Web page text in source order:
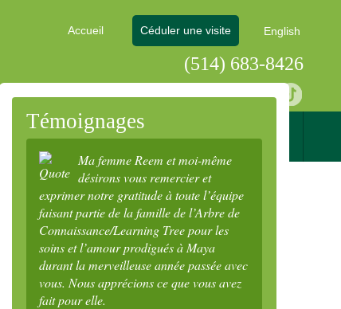
English
Accueil Céduler une visite
(514) 683-8426
Demande
d’admission
Nous joindre
Témoignages
Ma femme Reem et moi-même
désirons vous remercier et
exprimer notre gratitude à toute l’équipe
faisant partie de la famille de l’Arbre de
Connaissance/Learning Tree pour les
soins et l’amour prodigués à Maya
durant la merveilleuse année passée avec
vous. Nous apprécions ce que vous avez
fait pour elle.